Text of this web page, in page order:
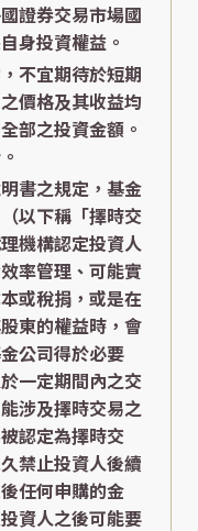
證券交易市場國
身投資權益。
不宜期待於短期
價格及其收益均
部之投資金額。
書之規定，基金
以下稱「擇時交
機構認定投資人
率管理、可能實
或稅捐，或是在
東的權益時，會
公司得於必要
一定期間內之交
涉及擇時交易之
認定為擇時交
禁止投資人後續
任何申購的金
資人之後可能要